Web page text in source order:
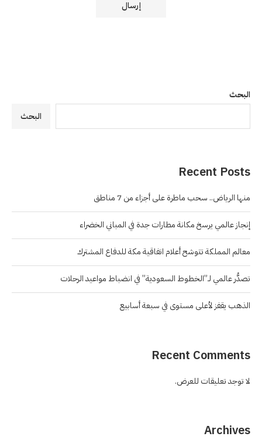
البحث
البحث
Recent Posts
منها الرياض.. سحب ماطرة على أجزاء من 7 مناطق
إنجاز عالمي يرسخ مكانة مطارات جدة في المباني الخضراء
معالم المملكة تتوشح أعلام اتفاقية مكة للدفاع المشترك
تصدُّر عالمي لـ”الخطوط السعودية” في انضباط مواعيد الرحلات
الذهب يقفز لأعلى مستوى في سبعة أسابيع
Recent Comments
لا توجد تعليقات للعرض.
Archives